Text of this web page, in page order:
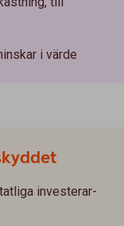
i värde
investerar­